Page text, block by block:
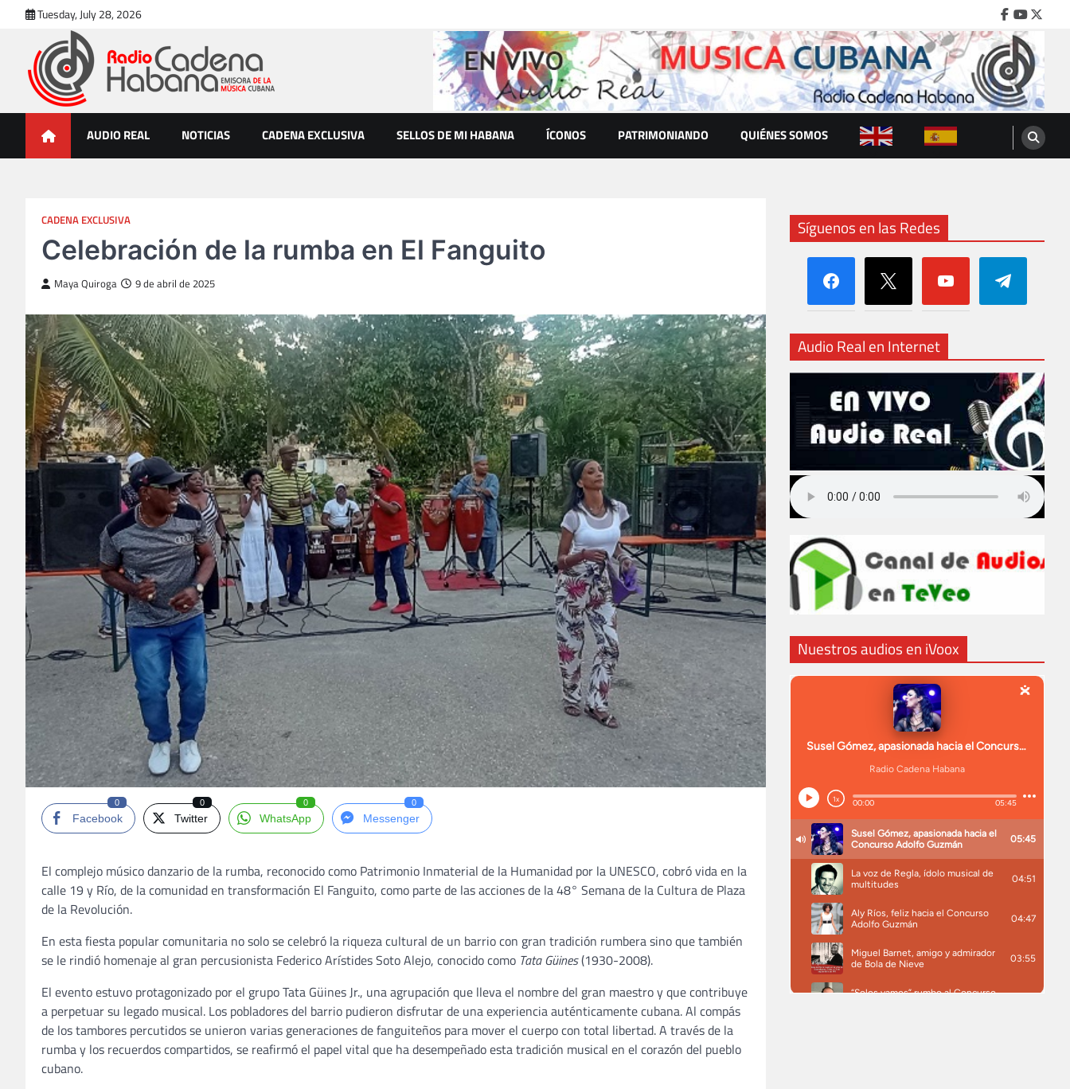
content
Tuesday, July 28, 2026 Facebook
Youtube
Radio Cadena Habana
AUDIO REAL NOTICIAS CADENA EXCLUSIVA SELLOS DE MI HABANA ÍCONOS PATRIMONIANDO QUIÉNES SOMOS
CADENA EXCLUSIVA
Celebración de la rumba en El Fanguito
Maya Quiroga 9 de abril de 2025
Facebook
0
Twitter
0
WhatsApp
0
Messenger
0
El complejo músico danzario de la rumba, reconocido como Patrimonio Inmaterial de la Humanidad por la UNESCO, cobró vida en la
calle 19 y Río, de la comunidad en transformación El Fanguito, como parte de las acciones de la 48° Semana de la Cultura de Plaza
de la Revolución.
En esta fiesta popular comunitaria no solo se celebró la riqueza cultural de un barrio con gran tradición rumbera sino que también
se le rindió homenaje al gran percusionista Federico Arístides Soto Alejo, conocido como Tata Güines(1930-2008).
El evento estuvo protagonizado por el grupo Tata Güines Jr., una agrupación que lleva el nombre del gran maestro y que contribuye
a perpetuar su legado musical. Los pobladores del barrio pudieron disfrutar de una experiencia auténticamente cubana. Al compás
de los tambores percutidos se unieron varias generaciones de fanguiteños para mover el cuerpo con total libertad. A través de la
rumba y los recuerdos compartidos, se reafirmó el papel vital que ha desempeñado esta tradición musical en el corazón del pueblo
cubano.
Síguenos en las Redes
facebook x youtube telegram
Audio Real en Internet
Nuestros audios en iVoox